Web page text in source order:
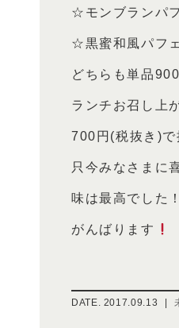
☆モンブランパ
☆黒蜜和風パフ
どちらも単品
ランチお召し上
700円(税抜き)で
只今みなさまに
味は最高でした
がんばります
DATE. 2017.09.13